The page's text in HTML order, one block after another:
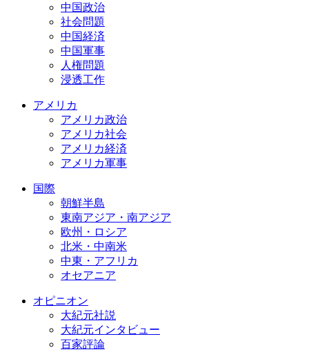
中国政治
社会問題
中国経済
中国軍事
人権問題
浸透工作
アメリカ
アメリカ政治
アメリカ社会
アメリカ経済
アメリカ軍事
国際
朝鮮半島
東南アジア・南アジア
欧州・ロシア
北米・中南米
中東・アフリカ
オセアニア
オピニオン
大紀元社説
大紀元インタビュー
百家評論